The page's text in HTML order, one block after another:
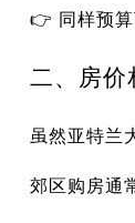
👉 同样预算
二、房价
虽然亚特兰
郊区购房通